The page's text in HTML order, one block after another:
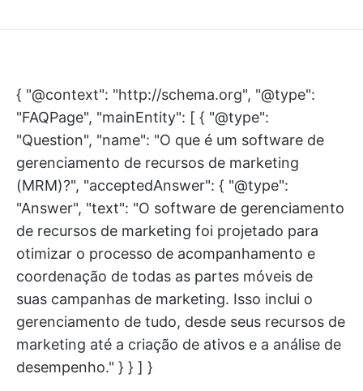
{ "@context": "http://schema.org", "@type":
"FAQPage", "mainEntity": [ { "@type":
"Question", "name": "O que é um software de
gerenciamento de recursos de marketing
(MRM)?", "acceptedAnswer": { "@type":
"Answer", "text": "O software de gerenciamento
de recursos de marketing foi projetado para
otimizar o processo de acompanhamento e
coordenação de todas as partes móveis de
suas campanhas de marketing. Isso inclui o
gerenciamento de tudo, desde seus recursos de
marketing até a criação de ativos e a análise de
desempenho." } } ] }